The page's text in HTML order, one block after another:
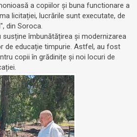
a copiilor și buna functionare a
licitației, lucrările sunt executate, de
din Soroca.
susține îmbunătățirea și modernizarea
de educație timpurie. Astfel, au fost
copii în grădinițe și noi locuri de